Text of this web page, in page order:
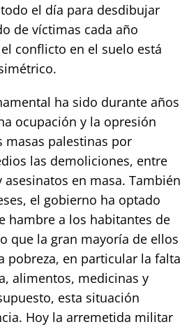
el día para desdibujar
de víctimas cada año
conflicto en el suelo está
ha sido durante años
ocupación y la opresión
masas palestinas por
las demoliciones, entre
en masa. También
el gobierno ha optado
hambre a los habitantes de
que la gran mayoría de ellos
pobreza, en particular la falta
alimentos, medicinas y
esta situación
Hoy la arremetida militar